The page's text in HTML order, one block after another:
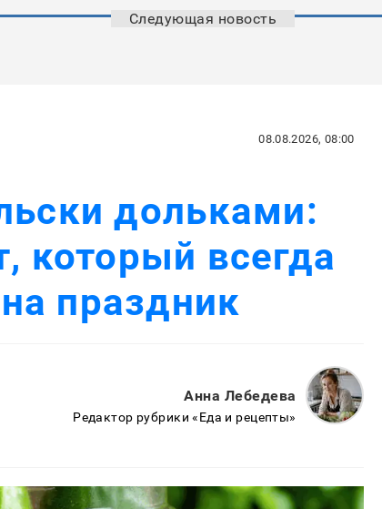
Следующая новость
08.08.2026, 08:00
дольками:
который всегда
праздник
Анна Лебедева
Редактор рубрики «Еда и рецепты»